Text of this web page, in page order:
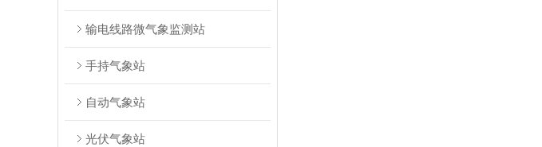
输电线路微气象监测站
手持气象站
自动气象站
光伏气象站